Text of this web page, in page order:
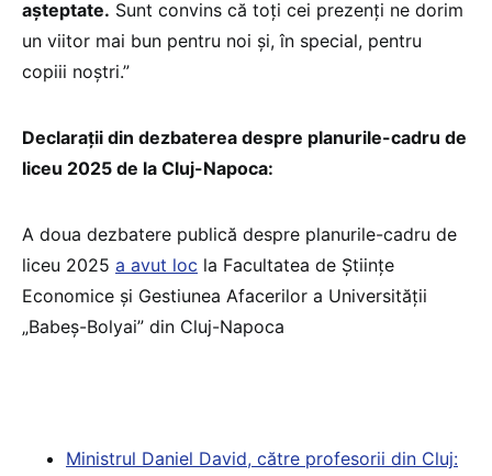
așteptate. Sunt convins că toți cei prezenți ne dorim
un viitor mai bun pentru noi și, în special, pentru
copiii noștri.”
Declarații din dezbaterea despre planurile-cadru de
liceu 2025 de la Cluj-Napoca:
A doua dezbatere publică despre planurile-cadru de
liceu 2025 a avut loc la Facultatea de Științe
Economice și Gestiunea Afacerilor a Universității
„Babeș-Bolyai” din Cluj-Napoca
Ministrul Daniel David, către profesorii din Cluj: